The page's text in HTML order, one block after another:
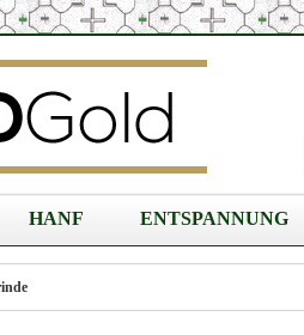
HANF ENTSPANNUNG